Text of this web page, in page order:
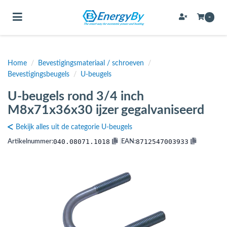
(Bevestigingsmateriaal / schroeven)
(Buizen & leidingen)
(Expansievaten)
(Gereedschap)
Toggle navigation -
Home / Bevestigingsmateriaal / schroeven
/
Bevestigingsbeugels
/ U-beugels
U-beugels rond 3/4 inch
M8x71x36x30 ijzer gegalvaniseerd
Bekijk alles uit de categorie U-beugels
Artikelnummer:040.08071.1018 EAN:8712547003933